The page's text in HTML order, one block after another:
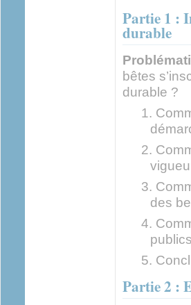
Partie 1 :
durable
bêtes
durable ?
des
Partie 2 :